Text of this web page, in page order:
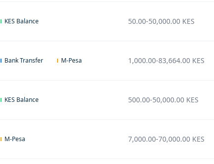
KES Balance 50.00-50,000.00 KES
Bank Transfer M-Pesa 1,000.00-83,664.00 KES
KES Balance 500.00-50,000.00 KES
M-Pesa 7,000.00-70,000.00 KES